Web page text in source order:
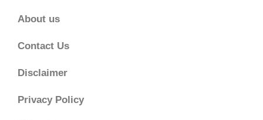
About us
Contact Us
Disclaimer
Privacy Policy